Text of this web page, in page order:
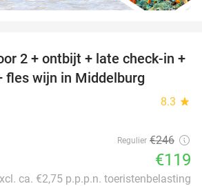
52%
2 + ontbijt + late check-in +
fles wijn in Middelburg
8.3 star
Regulier €246
€119
ca. €2,75 p.p.p.n. toeristenbelasting